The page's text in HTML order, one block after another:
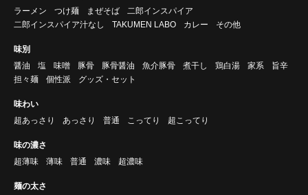
ラーメン
つけ麺 まぜそば
二郎インスパイア
二郎インスパイア汁なし
TAKUMEN LABO カレー その他
味別
醤油
塩 味噌 豚骨 豚骨醤油 魚介豚骨 煮干し 鶏白湯 家系
旨辛
担々麺
個性派 グッズ・セット
味わい
超あっさり
あっさり 普通 こってり 超こってり
味の濃さ
超薄味
薄味 普通 濃味 超濃味
麺の太さ